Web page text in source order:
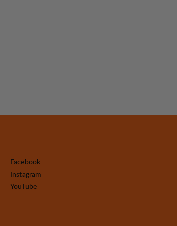
Facebook
Instagram
YouTube